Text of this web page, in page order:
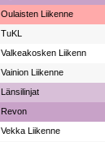
Oulaisten Liikenne
TuKL
Valkeakosken Liikenn
Vainion Liikenne
Länsilinjat
Revon
Vekka Liikenne